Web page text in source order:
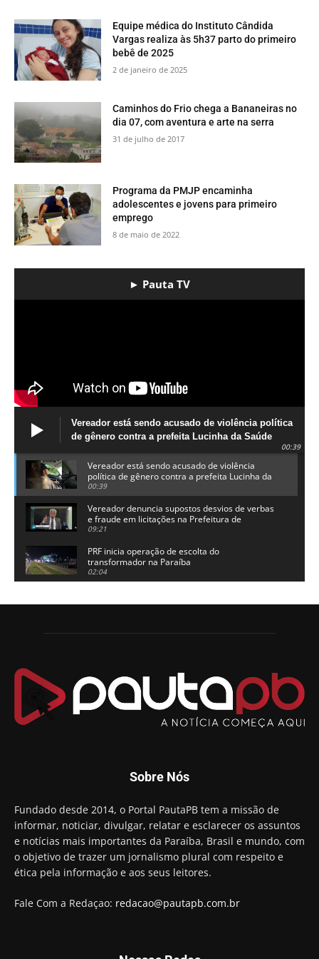
Equipe médica do Instituto Cândida
Vargas realiza às 5h37 parto do primeiro
bebê de 2025
2 de janeiro de 2025
​Caminhos do Frio chega a Bananeiras no
dia 07, com aventura e arte na serra
31 de julho de 2017
​Programa da PMJP encaminha
adolescentes e jovens para primeiro
emprego
8 de maio de 2022
► Pauta TV
Vereador está sendo acusado de violência política
de gênero contra a prefeita Lucinha da Saúde
00:39
Vereador está sendo acusado de violência
política de gênero contra a prefeita Lucinha da
Saúde
00:39
Vereador denuncia supostos desvios de verbas
e fraude em licitações na Prefeitura de
Alhandra
09:21
PRF inicia operação de escolta do
transformador na Paraíba
02:04
candidatura a governador da Paraíba
Chapa dos sonhos: Cícero agradece a Galdino,
Arthur Lira parabeniza Karla Pimentel por sua
reeleição em Conde
00:23
Aguinaldo Ribeiro destaca apoio do PP a Hugo
preso e faz vídeo na cadeia
Hugo Motta retira projeto que permitia bancos
"confiscar" dinheiro de clientes
01:49
Descaso da gestão Panta deixa crianças e
professoras 'ilhadas' em creche
00:16
Sobre Nós
Fundado desde 2014, o Portal PautaPB tem a missão de
informar, noticiar, divulgar, relatar e esclarecer os assuntos
e notícias mais importantes da Paraíba, Brasil e mundo, com
o objetivo de trazer um jornalismo plural com respeito e
ética pela informação e aos seus leitores.
Fale Com a Redaçao: redacao@pautapb.com.br